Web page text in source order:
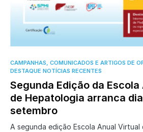
0
CAMPANHAS, COMUNICADOS E ARTIGOS DE
DESTAQUE NOTÍCIAS RECENTES
Segunda Edição da
de Hepatologia arranca dia
setembro
A segunda edição Escola Anual